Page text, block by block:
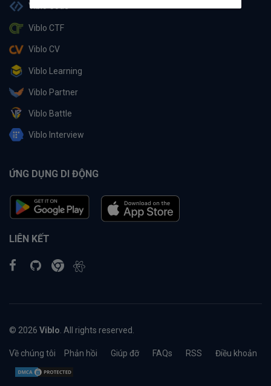
Viblo Code
Viblo CTF
Viblo CV
Viblo Learning
Viblo Partner
Viblo Battle
Viblo Interview
ỨNG DỤNG DI ĐỘNG
LIÊN KẾT
© 2026 Viblo . All rights reserved.
Về chúng tôi Phản hồi Giúp đỡ FAQs RSS Điều khoản